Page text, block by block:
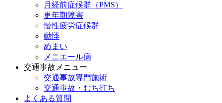
月経前症候群（PMS）
更年期障害
慢性疲労症候群
動悸
めまい
メニエール病
交通事故メニュー
交通事故専門施術
交通事故・むち打ち
よくある質問